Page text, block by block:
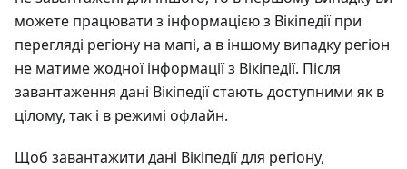
можете працювати з інформацією з Вікіпедії при
перегляді регіону на мапі, а в іншому випадку регіон
не матиме жодної інформації з Вікіпедії. Після
завантаження дані Вікіпедії стають доступними як в
цілому, так і в режимі офлайн.
Щоб завантажити дані Вікіпедії для регіону,